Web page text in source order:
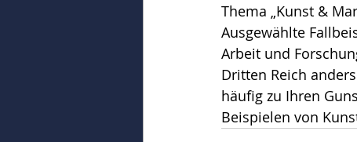
Thema „Kunst &
Ausgewählte
Arbeit und
Dritten Reich
häufig zu Ihren
Beispielen von